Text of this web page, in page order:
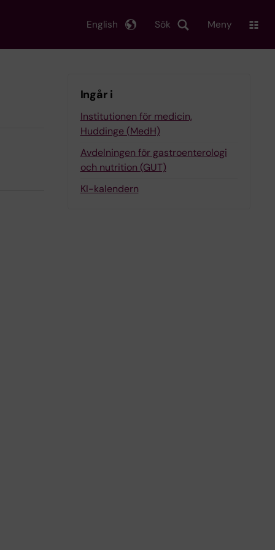
Sök
English Meny
Ingår i
Institutionen för medicin,
Huddinge (MedH)
Avdelningen för gastroenterologi
och nutrition (GUT)
KI-kalendern